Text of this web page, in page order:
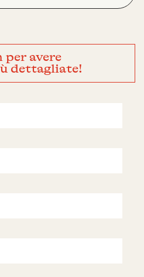
per avere
dettagliate!